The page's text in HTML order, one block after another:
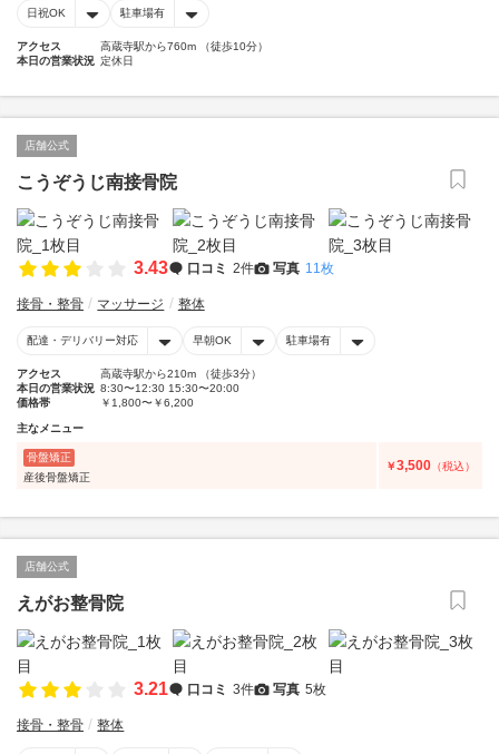
日祝OK 駐車場有
アクセス
高蔵寺駅から760m （徒歩10分）
本日の営業状況 定休日
店舗公式
こうぞうじ南接骨院
3.43 口コミ 2件 写真 11枚
接骨・整骨 マッサージ 整体
配達・デリバリー対応 早朝OK 駐車場有
アクセス
高蔵寺駅から210m （徒歩3分）
本日の営業状況 8:30〜12:30 15:30〜20:00
価格帯
￥1,800〜￥6,200
主なメニュー
骨盤矯正
産後骨盤矯正
￥3,500 （税込）
店舗公式
えがお整骨院
3.21 口コミ 3件 写真 5枚
接骨・整骨 整体